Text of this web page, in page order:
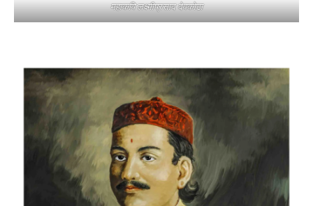
महाकवि लक्ष्मीप्रसाद देवकोटा